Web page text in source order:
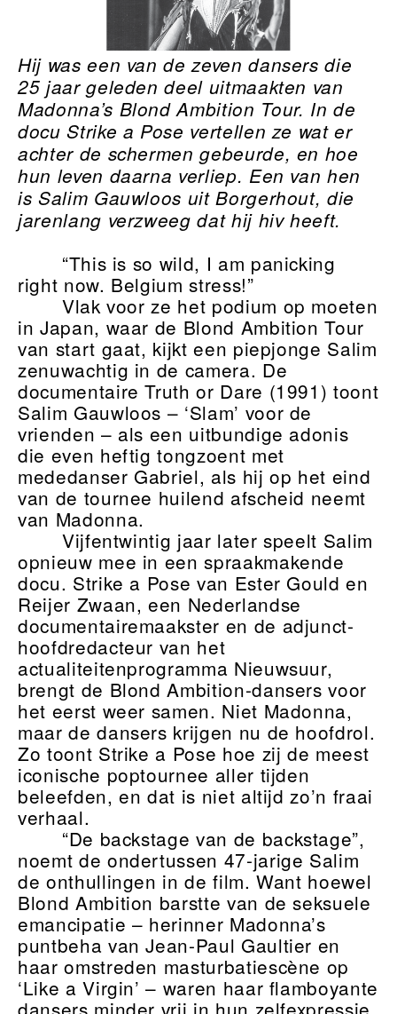
Hij was een van de zeven dansers die
25 jaar geleden deel uitmaakten van
Madonna’s Blond Ambition Tour. In de
docu Strike a Pose vertellen ze wat er
achter de schermen gebeurde, en hoe
hun leven daarna verliep. Een van hen
is Salim Gauwloos uit Borgerhout, die
jarenlang verzweeg dat hij hiv heeft.
“This is so wild, I am panicking
right now. Belgium stress!”
Vlak voor ze het podium op moeten
in Japan, waar de Blond Ambition Tour
van start gaat, kijkt een piepjonge Salim
zenuwachtig in de camera. De
documentaire Truth or Dare (1991) toont
Salim Gauwloos – ‘Slam’ voor de
vrienden – als een uitbundige adonis
die even heftig tongzoent met
mededanser Gabriel, als hij op het eind
van de tournee huilend afscheid neemt
van Madonna.
Vijfentwintig jaar later speelt Salim
opnieuw mee in een spraakmakende
docu. Strike a Pose van Ester Gould en
Reijer Zwaan, een Nederlandse
documentairemaakster en de adjunct-
hoofdredacteur van het
actualiteitenprogramma Nieuwsuur,
brengt de Blond Ambition-dansers voor
het eerst weer samen. Niet Madonna,
maar de dansers krijgen nu de hoofdrol.
Zo toont Strike a Pose hoe zij de meest
iconische poptournee aller tijden
beleefden, en dat is niet altijd zo’n fraai
verhaal.
“De backstage van de backstage”,
noemt de ondertussen 47-jarige Salim
de onthullingen in de film. Want hoewel
Blond Ambition barstte van de seksuele
emancipatie – herinner Madonna’s
puntbeha van Jean-Paul Gaultier en
haar omstreden masturbatiescène op
‘Like a Virgin’ – waren haar flamboyante